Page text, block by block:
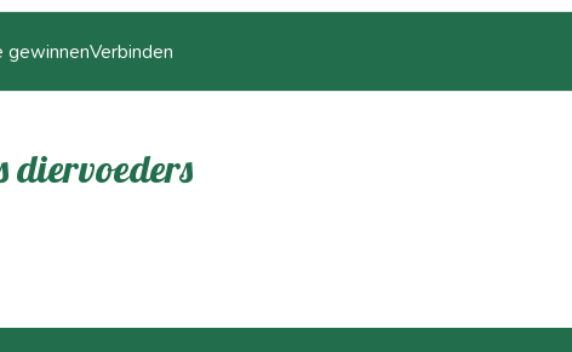
gewinnenVerbinden